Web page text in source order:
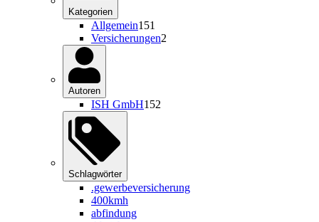
Kategorien
Allgemein151
Versicherungen2
Autoren
ISH GmbH152
Schlagwörter
.gewerbeversicherung
400kmh
abfindung